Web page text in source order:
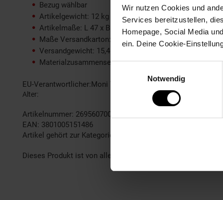
Wir nutzen Cookies und
Services bereitzustellen,
Homepage, Social Media
ein. Deine Cookie-
Einwilligungsauswahl
Notwendig
Bezug wählbar
Artikelgewicht: 12 kg
Artikelmaße: L 47 x B 44 x H 60 - 82 cm
Maße Versandkarton: L 77,5 x B 59 x H 50,5 cm
Versandgewicht: 15,46 kg
Materialzusammensetzung: 100% Polyester
EU-Verantwortlicher:Moni Trade Ltd. Bojurka
Alter
Artikelnummer: 2695607002
EAN: 3801005151486
Artikel gehört zur Kategorie:
Dieses Produkt ist von allen Gutscheinaktionen